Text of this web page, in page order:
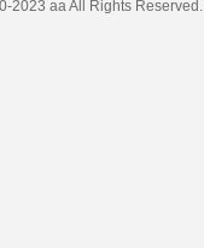
2023 aa All Rights Reserved.